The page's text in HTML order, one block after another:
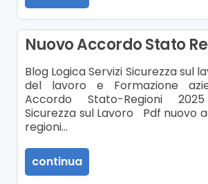
Nuovo Accordo Stato
Blog Logica Servizi Sicurezza sul
del lavoro e Formazione
Accordo Stato-Regioni
Sicurezza sul Lavoro Pdf nuovo
regioni…
continua